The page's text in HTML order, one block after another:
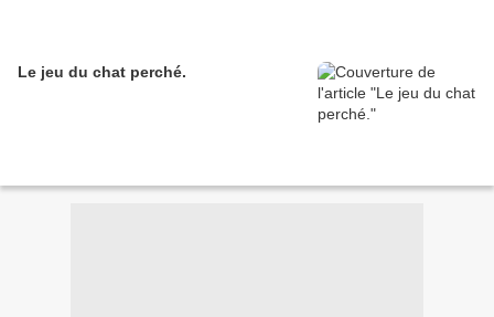
Le jeu du chat perché.